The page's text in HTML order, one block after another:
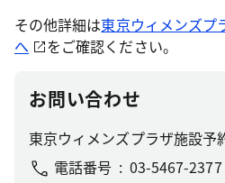
その他詳細は東京ウィメンズプ
へ
をご確認ください。
お問い合わせ
東京ウィメンズプラザ施設予
電話番号
03-5467-2377